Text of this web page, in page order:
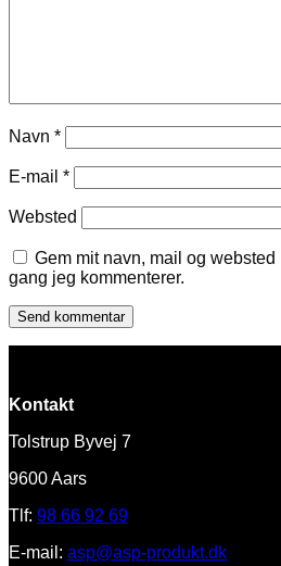
Navn *
E-mail *
Websted
Gem mit navn, mail og
gang jeg kommenterer.
Kontakt
Tolstrup Byvej 7
9600 Aars
Tlf: 98 66 92 69
E-mail: asp@asp-produkt.dk